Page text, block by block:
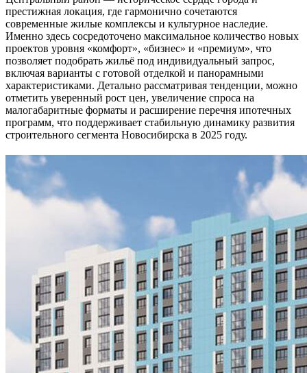
престижная локация, где гармонично сочетаются
современные жилые комплексы и культурное наследие.
Именно здесь сосредоточено максимальное количество новых
проектов уровня «комфорт», «бизнес» и «премиум», что
позволяет подобрать жильё под индивидуальный запрос,
включая варианты с готовой отделкой и панорамными
характеристиками. Детально рассматривая тенденции, можно
отметить уверенный рост цен, увеличение спроса на
малогабаритные форматы и расширение перечня ипотечных
программ, что поддерживает стабильную динамику развития
строительного сегмента Новосибирска в 2025 году.